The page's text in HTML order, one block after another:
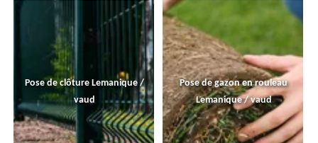
Pose de clôture Lemanique /
vaud
Pose de gazon en rouleau
Lemanique / vaud